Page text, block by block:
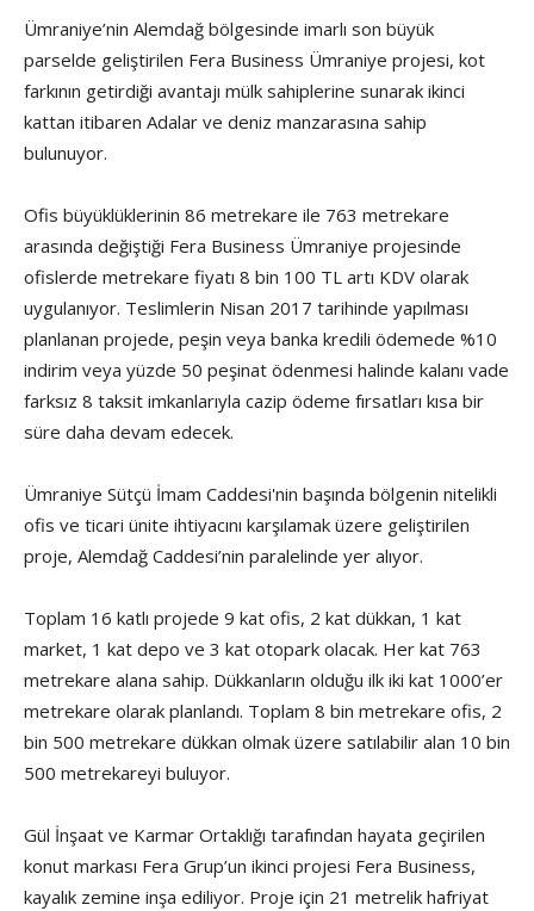
Ümraniye’nin Alemdağ bölgesinde imarlı son büyük
parselde geliştirilen Fera Business Ümraniye projesi, kot
farkının getirdiği avantajı mülk sahiplerine sunarak ikinci
kattan itibaren Adalar ve deniz manzarasına sahip
bulunuyor.
Ofis büyüklüklerinin 86 metrekare ile 763 metrekare
arasında değiştiği Fera Business Ümraniye projesinde
ofislerde metrekare fiyatı 8 bin 100 TL artı KDV olarak
uygulanıyor. Teslimlerin Nisan 2017 tarihinde yapılması
planlanan projede, peşin veya banka kredili ödemede %10
indirim veya yüzde 50 peşinat ödenmesi halinde kalanı vade
farksız 8 taksit imkanlarıyla cazip ödeme fırsatları kısa bir
süre daha devam edecek.
Ümraniye Sütçü İmam Caddesi'nin başında bölgenin nitelikli
ofis ve ticari ünite ihtiyacını karşılamak üzere geliştirilen
proje, Alemdağ Caddesi’nin paralelinde yer alıyor.
Toplam 16 katlı projede 9 kat ofis, 2 kat dükkan, 1 kat
market, 1 kat depo ve 3 kat otopark olacak. Her kat 763
metrekare alana sahip. Dükkanların olduğu ilk iki kat 1000’er
metrekare olarak planlandı. Toplam 8 bin metrekare ofis, 2
bin 500 metrekare dükkan olmak üzere satılabilir alan 10 bin
500 metrekareyi buluyor.
Gül İnşaat ve Karmar Ortaklığı tarafından hayata geçirilen
konut markası Fera Grup’un ikinci projesi Fera Business,
kayalık zemine inşa ediliyor. Proje için 21 metrelik hafriyat